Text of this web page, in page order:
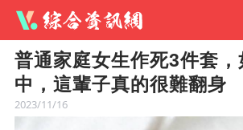
普通家庭女生作死3件套
中，這輩子真的很難翻身
2023/11/16